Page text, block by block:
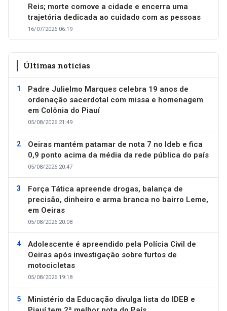
Reis; morte comove a cidade e encerra uma
trajetória dedicada ao cuidado com as pessoas
16/07/2026 06:19
Últimas notícias
Padre Julielmo Marques celebra 19 anos de
ordenação sacerdotal com missa e homenagem
em Colônia do Piauí
05/08/2026 21:49
Oeiras mantém patamar de nota 7 no Ideb e fica
0,9 ponto acima da média da rede pública do país
05/08/2026 20:47
Força Tática apreende drogas, balança de
precisão, dinheiro e arma branca no bairro Leme,
em Oeiras
05/08/2026 20:08
Adolescente é apreendido pela Polícia Civil de
Oeiras após investigação sobre furtos de
motocicletas
05/08/2026 19:18
Ministério da Educação divulga lista do IDEB e